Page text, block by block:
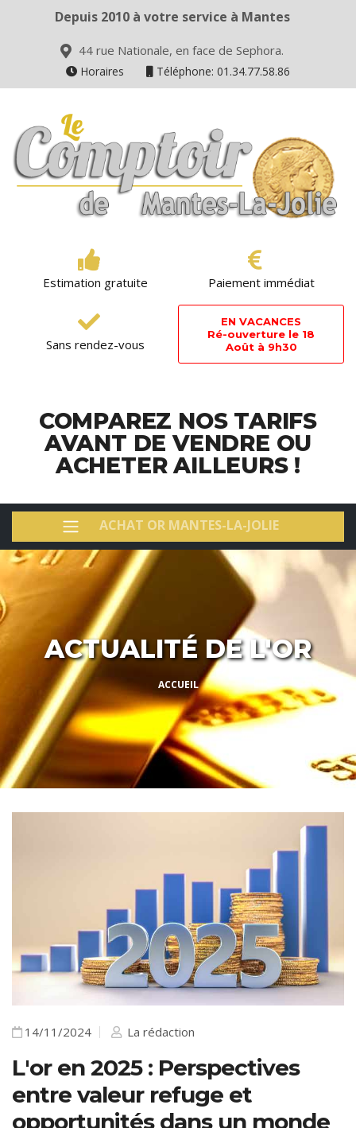
Depuis 2010 à votre service à Mantes
44 rue Nationale, en face de Sephora.
Horaires Téléphone: 01.34.77.58.86
Estimation gratuite Paiement immédiat
Sans rendez-vous
EN VACANCES
Ré-ouverture le 18
Août à 9h30
COMPAREZ NOS TARIFS
AVANT DE VENDRE OU
ACHETER AILLEURS !
ACHAT OR MANTES-LA-JOLIE
ACTUALITÉ DE L'OR
ACCUEIL
14/11/2024 La rédaction
L'or en 2025 : Perspectives
entre valeur refuge et
opportunités dans un monde